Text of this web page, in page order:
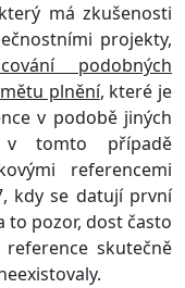
má zkušenosti
projekty,
podobných
plnění, které je
v podobě jiných
v tomto případě
referencemi
kdy se datují první
to pozor, dost často
skutečně